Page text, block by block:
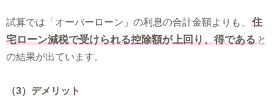
試算では「オーバーローン」の利息の合計金額よりも、
住
宅ローン減税で受けられる控除額が上回り、得であると
の結果が出ています。
（3）デメリット